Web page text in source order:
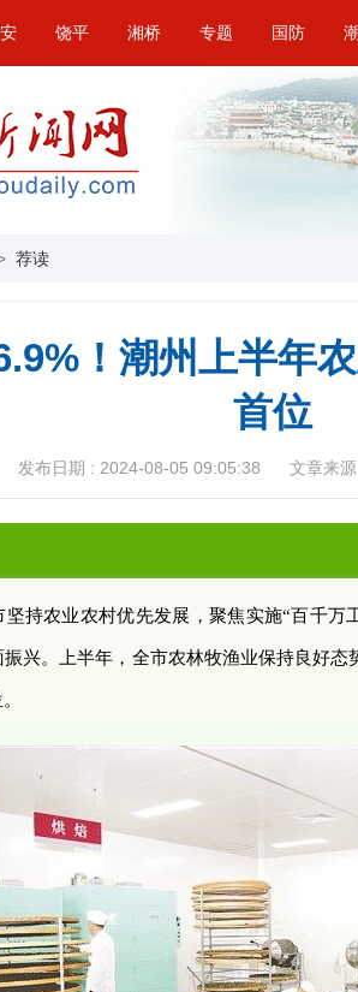
饶平 湘桥 专题 国防
荐读
！潮州上半年
首位
发布日期 : 2024-08-05 09:05:38 文章来
持农业农村优先发展，聚焦实施“百千万
兴。上半年，全市农林牧渔业保持良好态